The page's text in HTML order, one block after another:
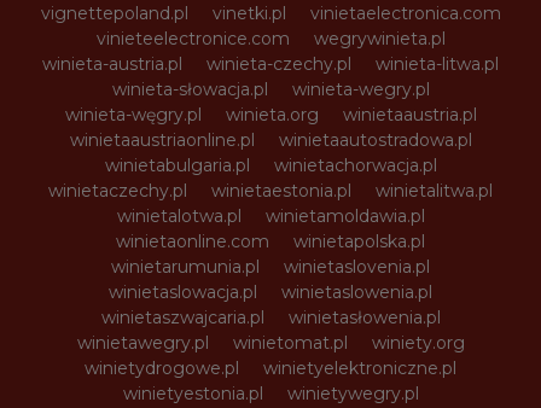
vignettepoland.pl
vinetki.pl
vinietaelectronica.com
vinieteelectronice.com
wegrywinieta.pl
winieta-austria.pl
winieta-czechy.pl
winieta-litwa.pl
winieta-słowacja.pl
winieta-wegry.pl
winieta-węgry.pl
winieta.org
winietaaustria.pl
winietaaustriaonline.pl
winietaautostradowa.pl
winietabulgaria.pl
winietachorwacja.pl
winietaczechy.pl
winietaestonia.pl
winietalitwa.pl
winietalotwa.pl
winietamoldawia.pl
winietaonline.com
winietapolska.pl
winietarumunia.pl
winietaslovenia.pl
winietaslowacja.pl
winietaslowenia.pl
winietaszwajcaria.pl
winietasłowenia.pl
winietawegry.pl
winietomat.pl
winiety.org
winietydrogowe.pl
winietyelektroniczne.pl
winietyestonia.pl
winietywegry.pl